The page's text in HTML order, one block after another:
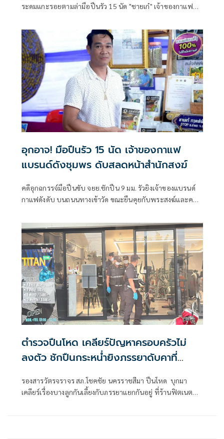
ระดมแกะรอยตามล่ามือปืนรัว 15 นัด "ชายเก๋" เจ้าของกาแฟ
สำนักสงฆ์
อุกอาจ! มือปืนรัว 15 นัด เจ้าของกาแฟ
แบรนด์ดังชุมพร ดับสลดหน้าสำนักสงฆ์
คดีอุกฉกรรจ์มือปืนขับ จยย.ชักปืน 9 มม. รัวยิงเจ้าของแบรนด์
กาแฟดังดับ บนถนนทางเข้าวัด ขณะยืนคุยกับพระสงฆ์และคน
ขึ้นเมื่อเวลา 20.20 น.วันที่ 5 กรกฎาคม 2569 พ.ต.ท.สามารถ
แท่นอินอินทร์ สว.(สอบสวน) สภ.ท่าแซะ
ตำรวจปืนโหด เคลียร์ปัญหาครอบครัวไม่
ลงตัว ชักปืนกระหน่ำยิงภรรยาดับคาที่
รองสารวัตรจราจร สภ.โชคชัย นครราชสีมา ปืนโหด บุกมา
เคลียร์เรื่องบางลูกกันเลี้ยงกับภรรยาแยกกันอยู่ ที่ร้านฟิตเนต